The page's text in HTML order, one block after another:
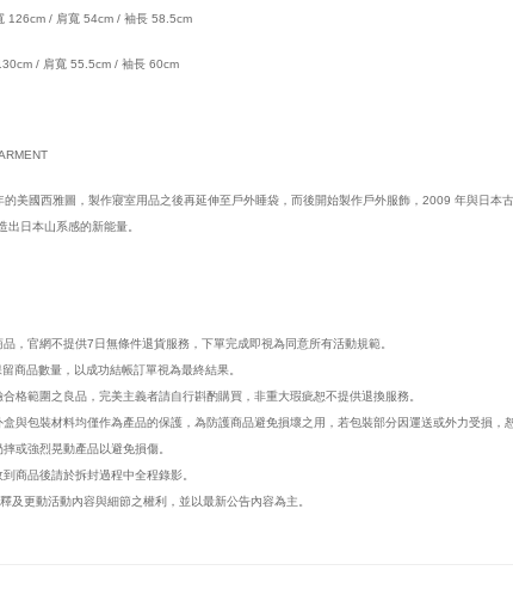
126cm / 肩寬 54cm / 袖長 58.5cm
/ 肩寬 55.5cm / 袖長 60cm
美國西雅圖，製作寢室用品之後再延伸至戶外睡袋，而後開始製作戶外服飾，2009 年與日
出日本山系感的新能量。
，官網不提供7日無條件退貨服務，下單完成即視為同意所有活動規範。
商品數量，以成功結帳訂單視為最終結果。
格範圍之良品，完美主義者請自行斟酌購買，非重大瑕疵恕不提供退換服務。
與包裝材料均僅作為產品的保護，為防護商品避免損壞之用，若包裝部分因運送或外力受損，
或強烈晃動產品以避免損傷。
商品後請於拆封過程中全程錄影。
更動活動內容與細節之權利，並以最新公告內容為主。